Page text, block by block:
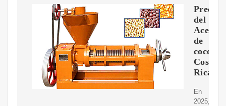
Precios
del
Aceite
de
coco
Costa
Rica
En
2025,